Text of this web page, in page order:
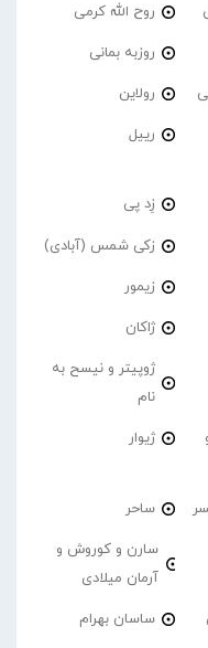
روح الله کرمی
روزبه بمانی
رولاین
رییل
زِد پی
زکی شمس (آبادی)
زیمور
ژاکان
ژوپیتر و نیسح به
نام
ژیوار
ساحر
سارن و کوروش و
آرمان میلادی
ساسان بهرام